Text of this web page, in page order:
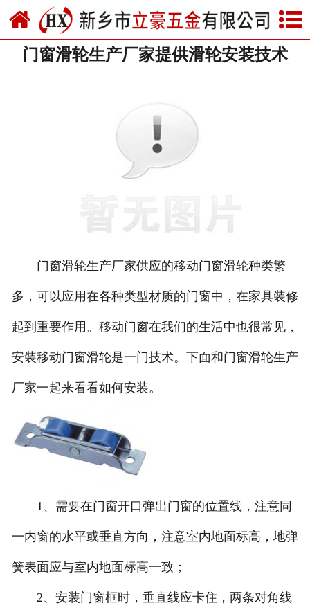
网站首页
关于我们
联系我们
门窗滑轮生产厂家提供滑轮安装技术
门窗滑轮生产厂家供应的移动门窗滑轮种类繁
多，可以应用在各种类型材质的门窗中，在家具装修
起到重要作用。移动门窗在我们的生活中也很常见，
安装移动门窗滑轮是一门技术。下面和门窗滑轮生产
厂家一起来看看如何安装。
1、需要在门窗开口弹出门窗的位置线，注意同
一内窗的水平或垂直方向，注意室内地面标高，地弹
簧表面应与室内地面标高一致；
2、安装门窗框时，垂直线应卡住，两条对角线